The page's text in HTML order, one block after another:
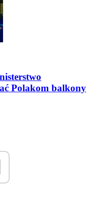
Polakom balkony